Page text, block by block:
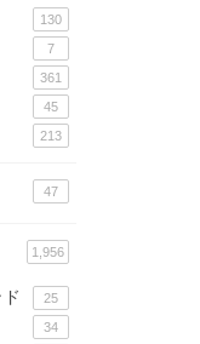
130
7
361
45
213
47
1,956
25
34